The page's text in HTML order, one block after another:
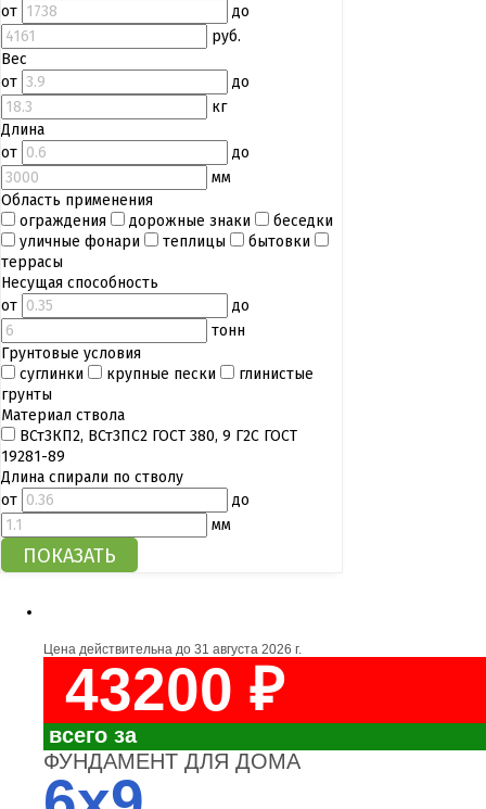
от
до
руб.
Вес
от
до
кг
Длина
от
до
мм
Область применения
ограждения
дорожные знаки
беседки
уличные фонари
теплицы
бытовки
террасы
Несущая способность
от
до
тонн
Грунтовые условия
суглинки
крупные пески
глинистые
грунты
Материал ствола
ВСт3КП2, ВСт3ПС2 ГОСТ 380, 9 Г2С ГОСТ
19281-89
Длина спирали по стволу
от
до
мм
Цена действительна до 31 августа 2026 г.
43200 ₽
всего за
ФУНДАМЕНТ ДЛЯ ДОМА